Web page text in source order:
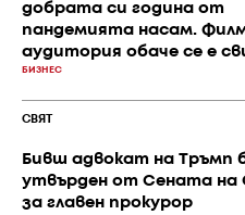
добрата си година от
пандемията насам.
аудитория обаче се е
БИЗНЕС
СВЯТ
Бивш адвокат на Тръмп
утвърден от Сената
за главен прокурор